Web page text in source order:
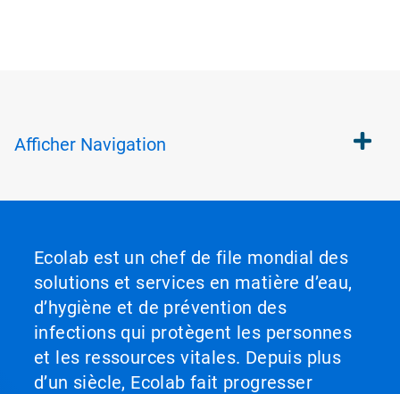
Afficher Navigation
Ecolab est un chef de file mondial des
solutions et services en matière d’eau,
d’hygiène et de prévention des
infections qui protègent les personnes
et les ressources vitales. Depuis plus
d’un siècle, Ecolab fait progresser